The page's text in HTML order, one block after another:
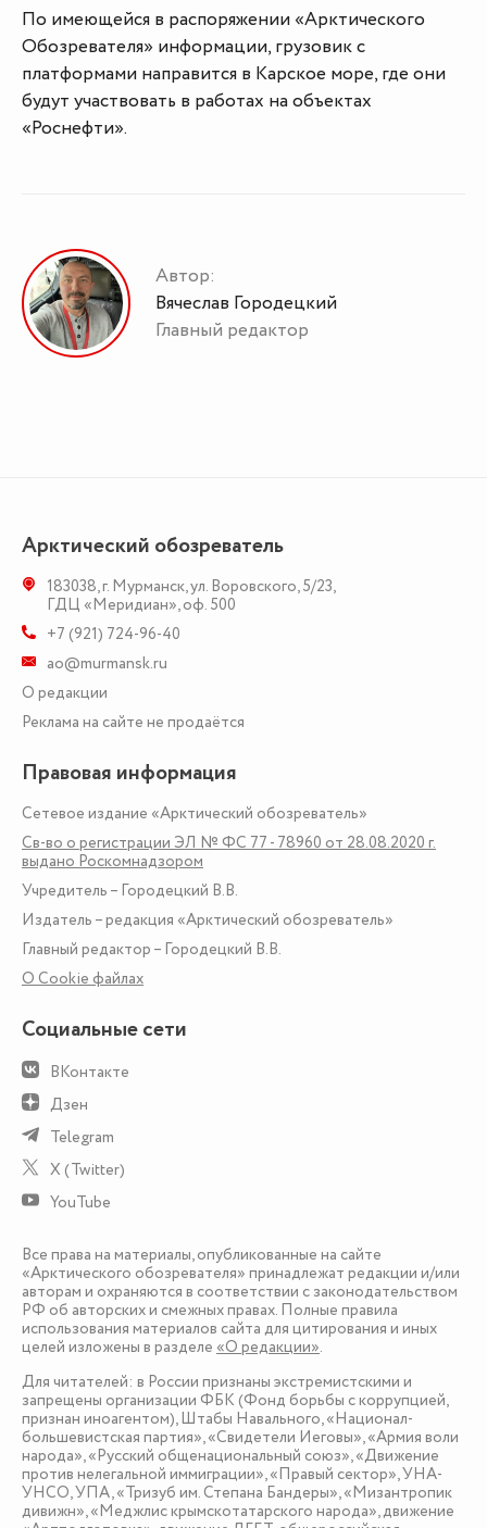
По имеющейся в распоряжении «Арктического
Обозревателя» информации, грузовик с
платформами направится в Карское море, где они
будут участвовать в работах на объектах
«Роснефти».
Автор:
Вячеслав Городецкий
Главный редактор
Арктический обозреватель
183038,г. Мурманск,ул. Воровского, 5/23,
ГДЦ «Меридиан», оф. 500
+7 (921) 724-96-40
ao@murmansk.ru
О редакции
Реклама на сайте не продаётся
Правовая информация
Сетевое издание «Арктический обозреватель»
Св-во о регистрации ЭЛ № ФС 77 - 78960 от 28.08.2020 г.
выдано Роскомнадзором
Учредитель – Городецкий В.В.
Издатель – редакция «Арктический обозреватель»
Главный редактор – Городецкий В.В.
О Сookie файлах
Социальные сети
ВКонтакте
Дзен
Telegram
X (Twitter)
YouTube
Все права на материалы, опубликованные на сайте
«Арктического обозревателя» принадлежат редакции и/или
авторам и охраняются в соответствии с законодательством
РФ об авторских и смежных правах. Полные правила
использования материалов сайта для цитирования и иных
целей изложены в разделе «О редакции».
Для читателей: в России признаны экстремистскими и
запрещены организации ФБК (Фонд борьбы с коррупцией,
признан иноагентом), Штабы Навального, «Национал-
большевистская партия», «Свидетели Иеговы», «Армия воли
народа», «Русский общенациональный союз», «Движение
против нелегальной иммиграции», «Правый сектор», УНА-
УНСО, УПА, «Тризуб им. Степана Бандеры», «Мизантропик
дивижн», «Меджлис крымскотатарского народа», движение